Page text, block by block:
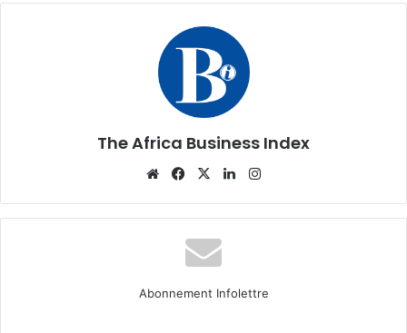
The Africa Business Index
WebsiteFacebook
X Linkedin
Abonnement Infolettre